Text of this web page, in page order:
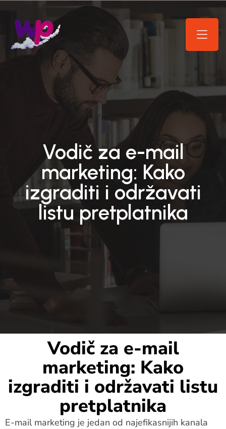
Vodič za e-mail
marketing: Kako
izgraditi i održavati
listu pretplatnika
Vodič za e-mail
marketing: Kako
izgraditi i održavati listu
pretplatnika
E-mail marketing je jedan od najefikasnijih kanala